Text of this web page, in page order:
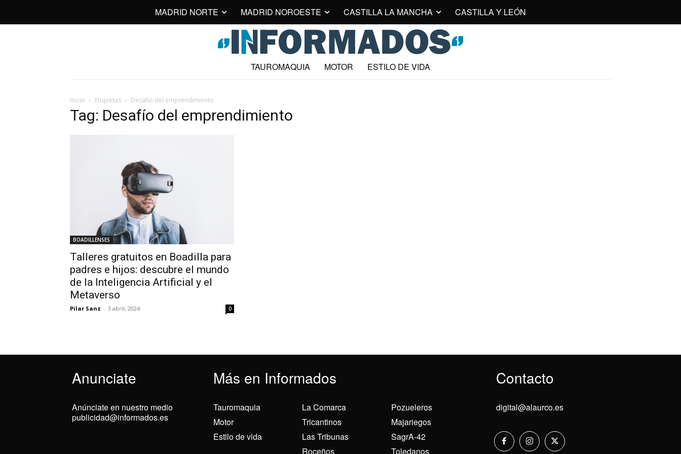
MADRID NORTE MADRID NOROESTE CASTILLA LA MANCHA CASTILLA Y LEÓN
TAUROMAQUIA MOTOR ESTILO DE VIDA
Inicio Etiquetas Desafío del emprendimiento
Tag: Desafío del emprendimiento
BOADILLENSES
Talleres gratuitos en Boadilla para
padres e hijos: descubre el mundo
de la Inteligencia Artificial y el
Metaverso
Pilar Sanz - 3 abril, 2024 0
Anunciate Más en Informados Contacto
Anúnciate en nuestro medio
publicidad@informados.es
Tauromaquia
Motor
Estilo de vida
La Comarca
Tricantinos
Las Tribunas
Roceños
Pozueleros
Majariegos
SagrA-42
Toledanos
digital@alaurco.es